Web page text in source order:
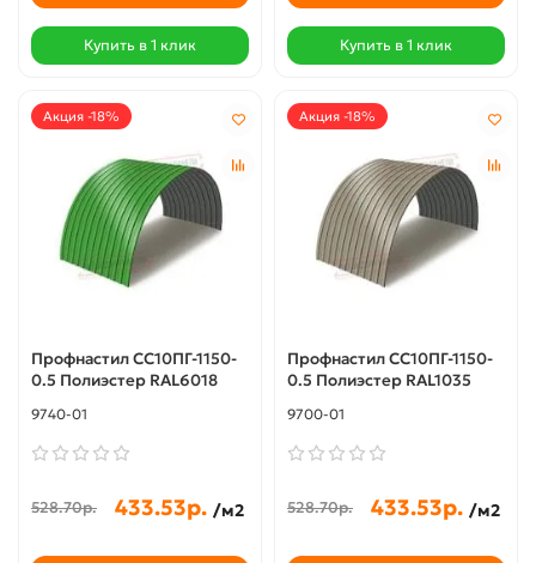
Купить в 1 клик Купить в 1 клик
Акция -18%
Профнастил СС10ПГ-1150-
0.5 Полиэстер RAL6018
9740-01
528.70р. 433.53р. /м2
Акция -18%
Профнастил СС10ПГ-1150-
0.5 Полиэстер RAL1035
9700-01
528.70р. 433.53р. /м2